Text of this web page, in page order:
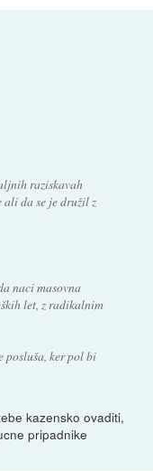
raziskavah
da se je družil z
naci masovna
let, z radikalnim
posluša, ker pol bi
kazensko ovaditi,
pripadnike